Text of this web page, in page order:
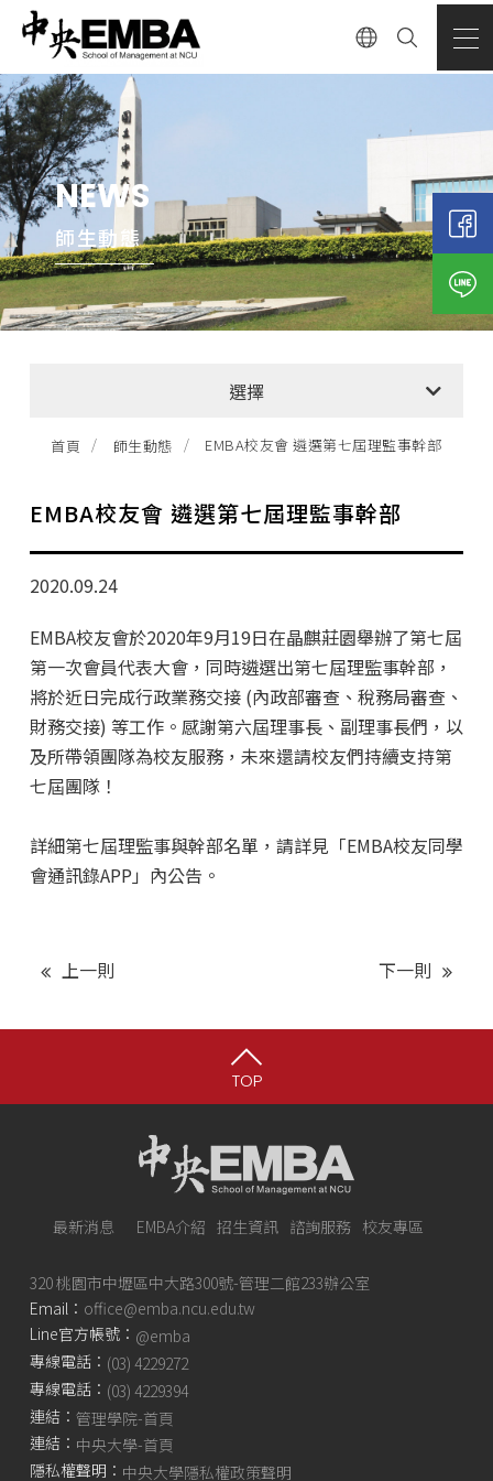
NEWS
師生動態
選擇
全部消息
EMBA招生公告
學分班招生公告
行政公告
企業導師計畫
首頁 師生動態 EMBA校友會 遴選第七屆理監事幹部
EMBA校友會 遴選第七屆理監事幹部
2020.09.24
EMBA校友會於2020年9月19日在晶麒莊園舉辦了第七屆
第一次會員代表大會，同時遴選出第七屆理監事幹部，
將於近日完成行政業務交接 (內政部審查、稅務局審查、
財務交接) 等工作。感謝第六屆理事長、副理事長們，以
及所帶領團隊為校友服務，未來還請校友們持續支持第
七屆團隊！
詳細第七屆理監事與幹部名單，請詳見「EMBA校友同學
會通訊錄APP」內公告。
上一則 下一則
TOP
最新消息 EMBA介紹 招生資訊 諮詢服務 校友專區
320 桃園市中壢區中大路300號-管理二館233辦公室
Email： office@emba.ncu.edu.tw
Line官方帳號： @emba
專線電話： (03) 4229272
專線電話： (03) 4229394
連結： 管理學院-首頁
連結： 中央大學-首頁
隱私權聲明： 中央大學隱私權政策聲明